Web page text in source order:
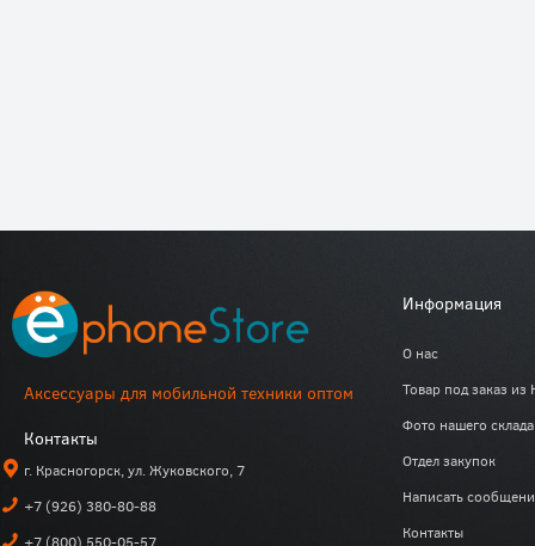
Аксессуары для мобильной техники оптом
Контакты
г. Красногорск, ул. Жуковского, 7
+7 (926) 380-80-88
+7 (800) 550-05-57
Информация
О нас
Товар под заказ из
Фото нашего склада
Отдел закупок
Написать
Контакты